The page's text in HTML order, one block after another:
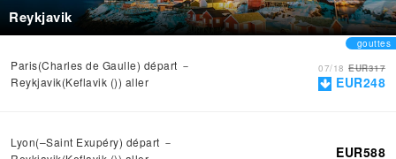
Reykjavik
Paris(Charles de Gaulle) départ －
Reykjavik(Keflavik ()) aller
gouttes
07/18 EUR317
EUR248
Lyon(–Saint Exupéry) départ －
EUR588